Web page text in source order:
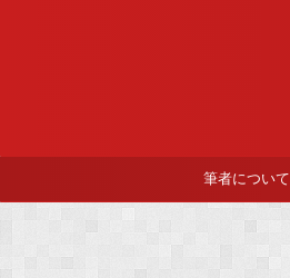
筆者について